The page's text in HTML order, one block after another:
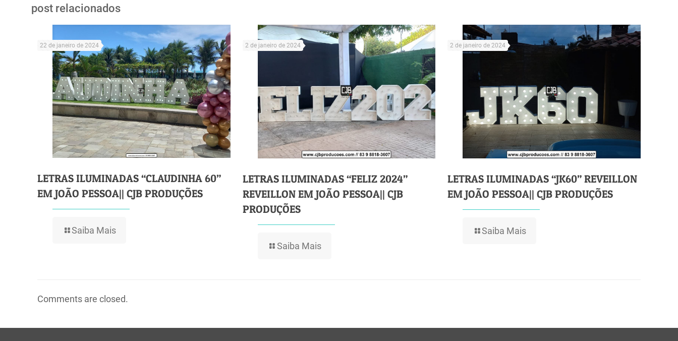
post relacionados
22 de janeiro de 2024
LETRAS ILUMINADAS “CLAUDINHA 60”
EM JOÃO PESSOA|| CJB PRODUÇÕES
Saiba Mais
2 de janeiro de 2024
LETRAS ILUMINADAS “FELIZ 2024”
REVEILLON EM JOÃO PESSOA|| CJB
PRODUÇÕES
Saiba Mais
2 de janeiro de 2024
LETRAS ILUMINADAS “JK60” REVEILLON
EM JOÃO PESSOA|| CJB PRODUÇÕES
Saiba Mais
Comments are closed.